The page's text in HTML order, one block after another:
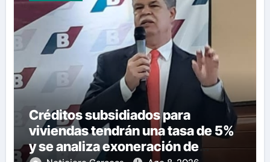
Créditos subsidiados para
viviendas tendrán una tasa de 5%
y se analiza exoneración de